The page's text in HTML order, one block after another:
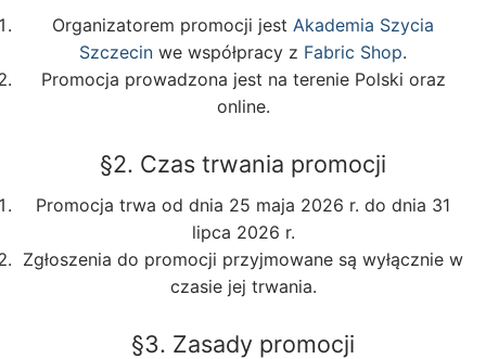
Organizatorem promocji jest Akademia Szycia
Szczecin we współpracy z Fabric Shop.
Promocja prowadzona jest na terenie Polski oraz
online.
§2. Czas trwania promocji
Promocja trwa od dnia 25 maja 2026 r. do dnia 31
lipca 2026 r.
Zgłoszenia do promocji przyjmowane są wyłącznie w
czasie jej trwania.
§3. Zasady promocji